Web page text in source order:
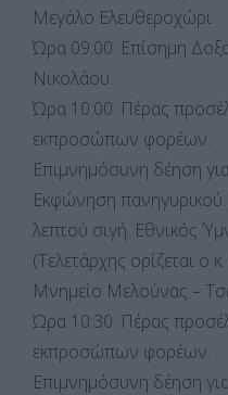
Μεγάλο Ελευθεροχώρι
Ώρα 09:00: Επίσημη
Νικολάου.
Ώρα 10:00: Πέρας
εκπροσώπων φορέων.
Επιμνημόσυνη δέηση
Εκφώνηση
λεπτού σιγή. Εθνικός
(Τελετάρχης ορίζεται
Μνημείο Μελούνας –
Ώρα 10:30: Πέρας
εκπροσώπων φορέων.
Επιμνημόσυνη δέηση